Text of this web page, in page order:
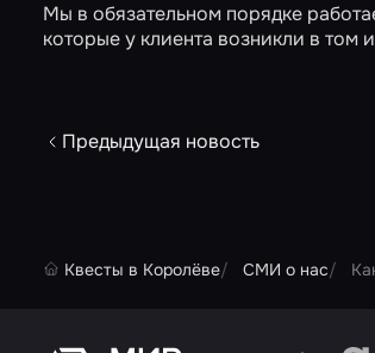
Мы в обязательном порядке
которые у клиента возникли в том
Предыдущая новость
Квесты в Королёве СМИ о нас